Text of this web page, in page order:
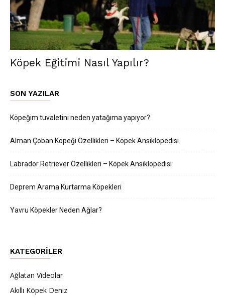
Köpek Eğitimi Nasıl Yapılır?
SON YAZILAR
Köpeğim tuvaletini neden yatağıma yapıyor?
Alman Çoban Köpeği Özellikleri – Köpek Ansiklopedisi
Labrador Retriever Özellikleri – Köpek Ansiklopedisi
Deprem Arama Kurtarma Köpekleri
Yavru Köpekler Neden Ağlar?
KATEGORILER
Ağlatan Videolar
Akıllı Köpek Deniz